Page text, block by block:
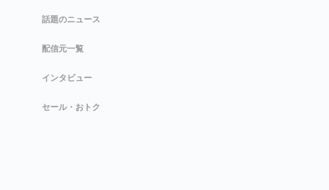
話題のニュース
配信元一覧
インタビュー
セール・おトク